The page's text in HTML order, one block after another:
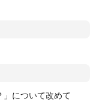
」について改めて